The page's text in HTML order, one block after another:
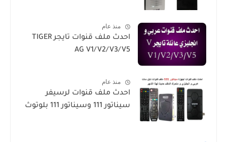
منذ عام
احدث ملف قنوات تايجر TIGER
AG V1/V2/V3/V5
منذ عام
احدث ملف قنوات لرسيفر
سيناتور 111 وسيناتور 111 بلوتوث